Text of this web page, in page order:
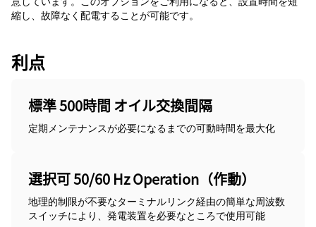
縮し、故障なく配電することが可能です。
利点
標準 500時間 オイル交換間隔
定期メンテナンスが必要になるまでの可動時間を最大化
選択可 50/60 Hz Operation（作動）
地理的制限が不要なターミナルリンク経由の簡単な周波数
スイッチにより、発電装置を必要なところで使用可能